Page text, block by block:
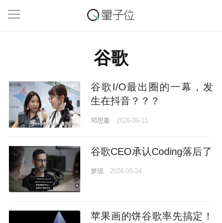
谷歌
谷歌I/O最出圈的一幕，发
生在抖音？？？
邓思邈 2026-06-11
谷歌CEO承认Coding落后了
梦瑶 2026-05-24
苹果画的饼谷歌率先搞定！